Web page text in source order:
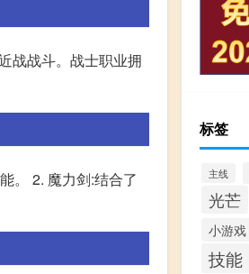
战战斗。战士职业拥
。 2. 魔力剑:结合了
标签
主线
光芒
小游戏
技能